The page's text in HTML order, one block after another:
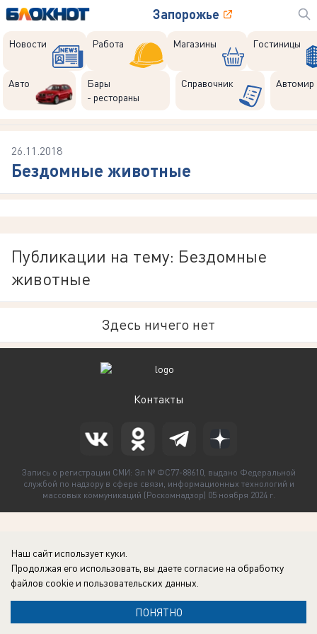
Запорожье
Новости Работа Магазины Гостиницы
Авто
Бары
- рестораны
Справочник Автомир
26.11.2018
Бездомные животные
Публикации на тему: Бездомные
животные
Здесь ничего нет
Контакты
Запись о регистрации СМИ: Эл № ФС77-88610, выдано Федеральной
службой по надзору в сфере связи, информационных технологий и
массовых коммуникаций (Роскомнадзор) 05 ноября 2024 г.
Наш сайт использует куки.
Продолжая его использовать, вы даете согласие на обработку
файлов cookie и пользовательских данных.
ПОНЯТНО